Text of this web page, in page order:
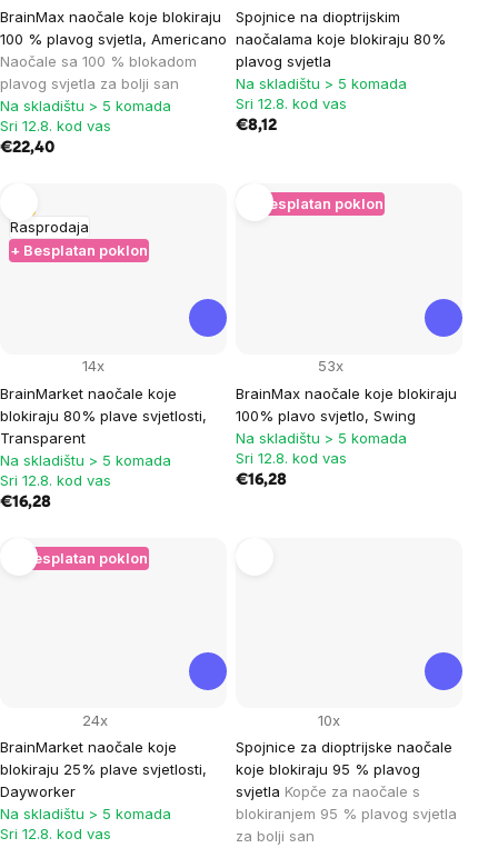
BrainMax naočale koje blokiraju
100 % plavog svjetla, Americano
Naočale sa 100 % blokadom
plavog svjetla za bolji san
Na skladištu > 5 komada
Sri 12.8. kod vas
€22,40
Spojnice na dioptrijskim
naočalama koje blokiraju 80%
plavog svjetla
Na skladištu > 5 komada
Sri 12.8. kod vas
€8,12
Rasprodaja
+ Besplatan poklon
BrainMarket naočale koje
blokiraju 80% plave svjetlosti,
Transparent
14x
Na skladištu > 5 komada
Sri 12.8. kod vas
€16,28
+ Besplatan poklon
BrainMax naočale koje blokiraju
100% plavo svjetlo, Swing
53x
Na skladištu > 5 komada
Sri 12.8. kod vas
€16,28
+ Besplatan poklon
BrainMarket naočale koje
blokiraju 25% plave svjetlosti,
Dayworker
24x
Na skladištu > 5 komada
Sri 12.8. kod vas
Spojnice za dioptrijske naočale
koje blokiraju 95 % plavog
svjetla Kopče za naočale s
blokiranjem 95 % plavog svjetla
za bolji san
10x